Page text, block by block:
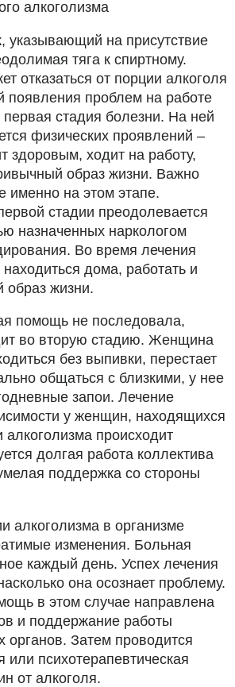
указывающий на присутствие
тяга к спиртному.
отказаться от порции алкоголя
появления проблем на работе
стадия болезни. На ней
физических проявлений –
здоровым, ходит на работу,
образ жизни. Важно
именно на этом этапе.
стадии преодолевается
назначенных наркологом
Во время лечения
дома, работать и
образ жизни.
помощь не последовала,
во вторую стадию. Женщина
без выпивки, перестает
общаться с близкими, у нее
запои. Лечение
у женщин, находящихся
алкоголизма происходит
долгая работа коллектива
поддержка со стороны
алкоголизма в организме
изменения. Больная
каждый день. Успех лечения
она осознает проблему.
в этом случае направлена
и поддержание работы
органов. Затем проводится
или психотерапевтическая
от алкоголя.